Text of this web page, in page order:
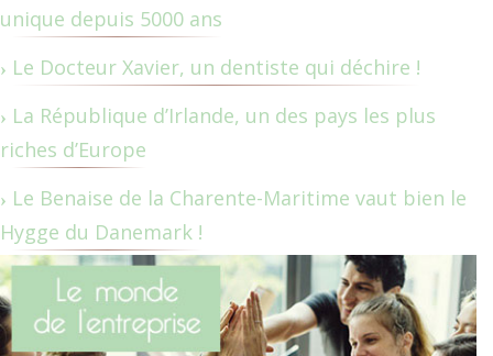
unique depuis 5000 ans
Le Docteur Xavier, un dentiste qui déchire !
La République d’Irlande, un des pays les plus
riches d’Europe
Le Benaise de la Charente-Maritime vaut bien le
Hygge du Danemark !